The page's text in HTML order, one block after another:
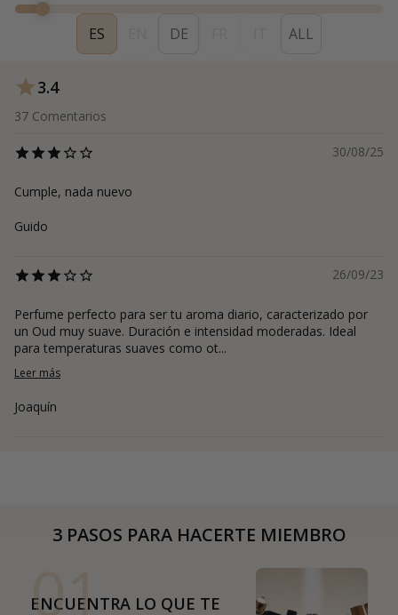
ES DE ALL
3.4
37 Comentarios
30/08/25
Cumple, nada nuevo
Guido
26/09/23
Perfume perfecto para ser tu aroma diario, caracterizado por
un Oud muy suave. Duración e intensidad moderadas. Ideal
para temperaturas suaves como ot...
Leer más
Joaquín
3 PASOS PARA HACERTE MIEMBRO
01
ENCUENTRA LO QUE TE